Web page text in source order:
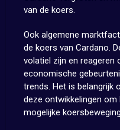
van de koers.
Ook algemene
de koers van Cardano.
volatiel zijn en reageren
economische
trends. Het is belangrijk
deze ontwikkelingen
mogelijke